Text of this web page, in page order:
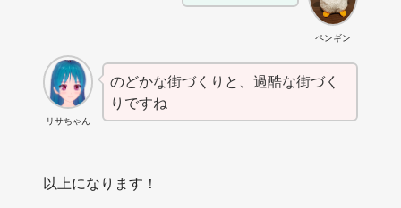
ペンギン
リサちゃん
のどかな街づくりと、過酷な街づく
りですね
以上になります！